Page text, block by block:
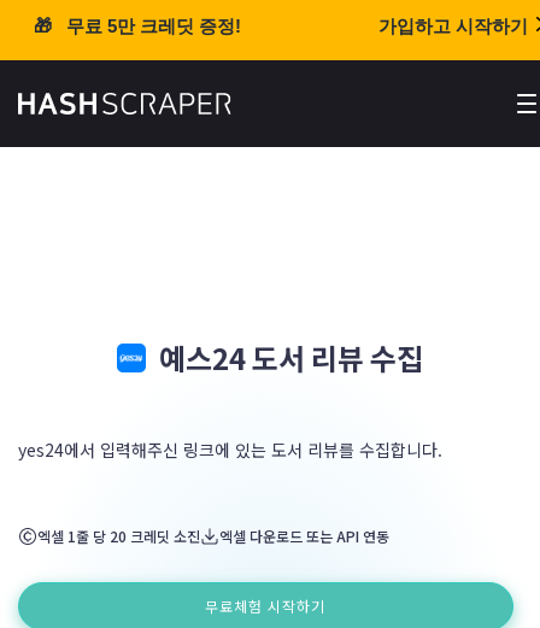
🎁 무료 5만 크레딧 증정! 가입하고 시작하기
대시보드
예스24 도서 리뷰 수집
yes24에서 입력해주신 링크에 있는 도서 리뷰를 수집합니다.
엑셀 1줄 당 20 크레딧 소진 엑셀 다운로드 또는 API 연동
무료체험 시작하기